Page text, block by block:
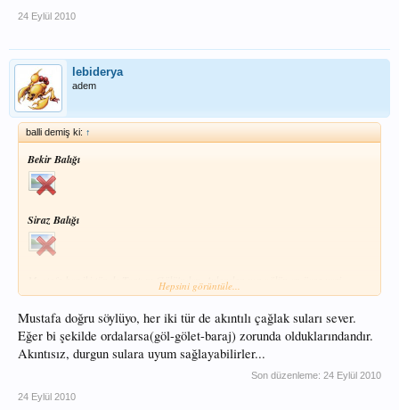
24 Eylül 2010
lebiderya
adem
balli demiş ki: ↑
Bekir Balığı
Siraz Balığı
Mustafa her iki tür de Tortum Gölü'nden. Avlanılan yer gölün en ücra yeri
sayılabilecek bir yeri ve bu bölgenin en yakın akarsu ile arasındaki mesafe 10
Hepsini görüntüle...
Mustafa doğru söylüyo, her iki tür de akıntılı çağlak suları sever.
Eğer bi şekilde ordalarsa(göl-gölet-baraj) zorunda olduklarındandır.
Akıntısız, durgun sulara uyum sağlayabilirler...
Son düzenleme: 24 Eylül 2010
24 Eylül 2010